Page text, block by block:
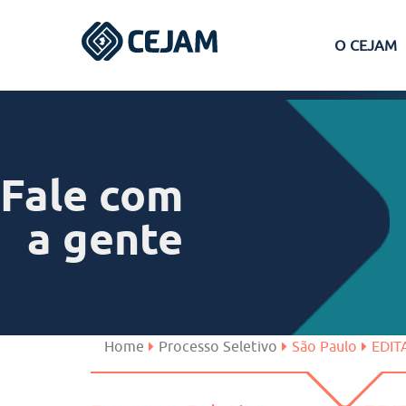
O CEJAM
Ferraz de Vasconcelos
São José dos Campos
Fale com
a gente
Home Processo Seletivo São Paulo